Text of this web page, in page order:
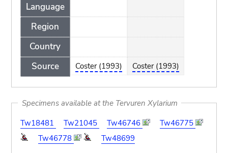
Language
Region
Country
Source
Coster (1993) Coster (1993)
Specimens available at the Tervuren Xylarium
Tw18481
Tw21045 Tw46746
Tw46775
Tw46778
Tw48699